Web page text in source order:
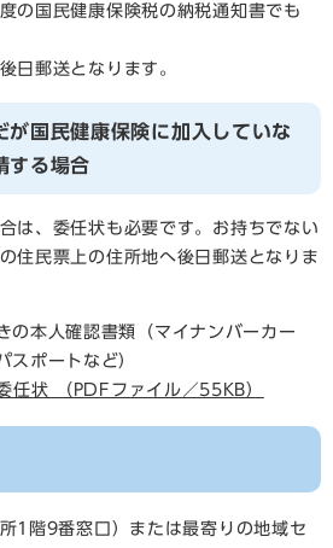
の国民健康保険税の納税通知書でも
日郵送となります。
が国民健康保険に加入していな
する場合
は、委任状も必要です。お持ちでない
住民票上の住所地へ後日郵送となりま
の本人確認書類（マイナンバーカー
スポートなど）
任状 （PDFファイル／55KB）
1階9番窓口）または最寄りの地域セ